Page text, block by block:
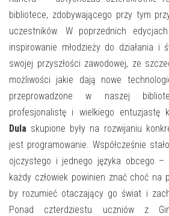
bibliotece, zdobywającego przy tym
uczestników. W poprzednich
inspirowanie młodzieży do działania i
swojej przyszłości zawodowej, ze
możliwości jakie dają nowe
przeprowadzone w naszej
profesjonalistę i wielkiego entuzjastę
Dula skupione były na rozwijaniu
jest programowanie. Współcześnie
ojczystego i jednego języka obcego –
każdy człowiek powinien znać choć na
by rozumieć otaczający go świat i
Ponad czterdziestu uczniów z